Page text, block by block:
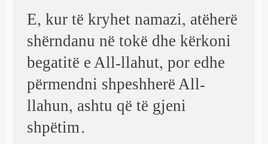
E, kur të kryhet namazi, atëherë
shërndanu në tokë dhe kërkoni
begatitë e All-llahut, por edhe
përmendni shpeshherë All-
llahun, ashtu që të gjeni
shpëtim.